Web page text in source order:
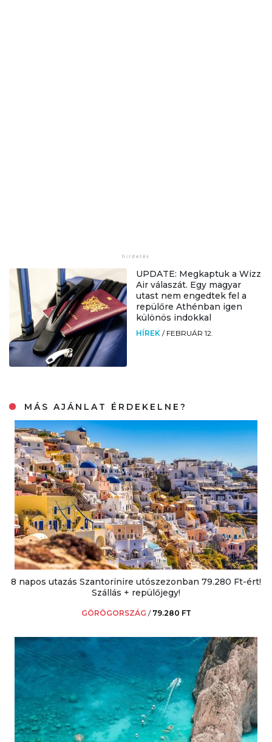
UPDATE: Megkaptuk a Wizz
Air válaszát. Egy magyar
utast nem engedtek fel a
repülőre Athénban igen
különös indokkal
HÍREK / FEBRUÁR 12.
MÁS AJÁNLAT ÉRDEKELNE?
8 napos utazás Szantorinire utószezonban 79.280 Ft-ért!
Szállás + repülőjegy!
GÖRÖGORSZÁG / 79.280 FT